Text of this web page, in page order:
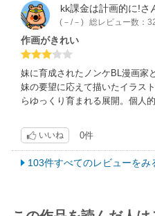
kk課金は計画的に!さ
(－/－) 総レビュー数：
作画がきれい
妹に育成されたノンケBL漫画家
妹の要望に応えて描いたイラス
らゆっくり育まれる展開。個人
いいね 0件
103件すべてのレビューをみ